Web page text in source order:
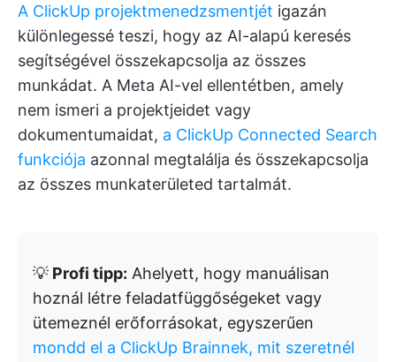
A ClickUp projektmenedzsmentjét igazán
különlegessé teszi, hogy az AI-alapú keresés
segítségével összekapcsolja az összes
munkádat. A Meta AI-vel ellentétben, amely
nem ismeri a projektjeidet vagy
dokumentumaidat, a ClickUp Connected Search
funkciója azonnal megtalálja és összekapcsolja
az összes munkaterületed tartalmát.
💡 Profi tipp: Ahelyett, hogy manuálisan
hoznál létre feladatfüggőségeket vagy
ütemeznél erőforrásokat, egyszerűen
mondd el a ClickUp Brainnek, mit szeretnél